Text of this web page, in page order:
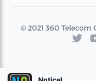
© 2021 360 Telecom